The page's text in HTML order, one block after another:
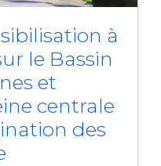
à
le Bassin
et
centrale
des